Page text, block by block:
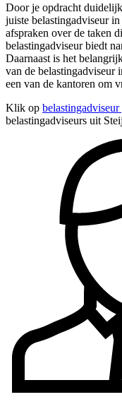
Door je opdracht
juiste belastingadviseur
afspraken over de taken
belastingadviseur biedt
Daarnaast is het
van de belastingadviseur
een van de kantoren om
Klik op belastingadviseur
belastingadviseurs uit